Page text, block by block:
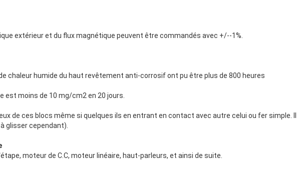
extérieur et du flux magnétique peuvent être commandés avec +/--1%.
chaleur humide du haut revêtement anti-corrosif ont pu être plus de 800 heures
est moins de 10 mg/cm2 en 20 jours.
de ces blocs même si quelques ils en entrant en contact avec autre celui ou fer simple. Il
glisser cependant).
moteur de C.C, moteur linéaire, haut-parleurs, et ainsi de suite.